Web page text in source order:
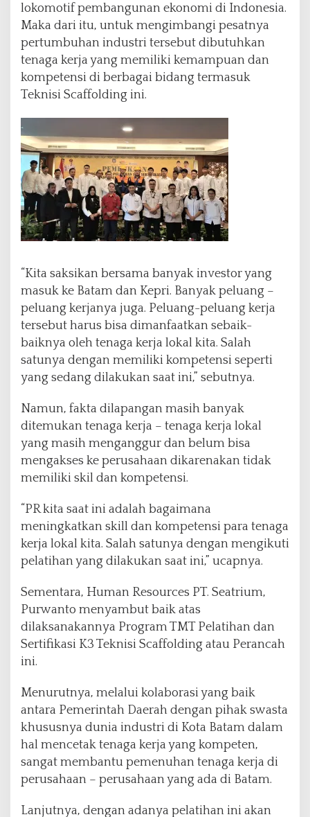
lokomotif pembangunan ekonomi di Indonesia.
Maka dari itu, untuk mengimbangi pesatnya
pertumbuhan industri tersebut dibutuhkan
tenaga kerja yang memiliki kemampuan dan
kompetensi di berbagai bidang termasuk
Teknisi Scaffolding ini.
“Kita saksikan bersama banyak investor yang
masuk ke Batam dan Kepri. Banyak peluang –
peluang kerjanya juga. Peluang-peluang kerja
tersebut harus bisa dimanfaatkan sebaik-
baiknya oleh tenaga kerja lokal kita. Salah
satunya dengan memiliki kompetensi seperti
yang sedang dilakukan saat ini,” sebutnya.
Namun, fakta dilapangan masih banyak
ditemukan tenaga kerja – tenaga kerja lokal
yang masih menganggur dan belum bisa
mengakses ke perusahaan dikarenakan tidak
memiliki skil dan kompetensi.
“PR kita saat ini adalah bagaimana
meningkatkan skill dan kompetensi para tenaga
kerja lokal kita. Salah satunya dengan mengikuti
pelatihan yang dilakukan saat ini,” ucapnya.
Sementara, Human Resources PT. Seatrium,
Purwanto menyambut baik atas
dilaksanakannya Program TMT Pelatihan dan
Sertifikasi K3 Teknisi Scaffolding atau Perancah
ini.
Menurutnya, melalui kolaborasi yang baik
antara Pemerintah Daerah dengan pihak swasta
khususnya dunia industri di Kota Batam dalam
hal mencetak tenaga kerja yang kompeten,
sangat membantu pemenuhan tenaga kerja di
perusahaan – perusahaan yang ada di Batam.
Lanjutnya, dengan adanya pelatihan ini akan